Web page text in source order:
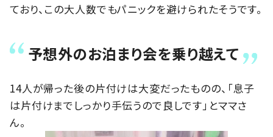
ており、この大人数でもパニックを避けられたそうです。
予想外のお泊まり会を乗り越えて
14人が帰った後の片付けは大変だったものの、「息子
は片付けまでしっかり手伝うので良しです」とママさ
ん。